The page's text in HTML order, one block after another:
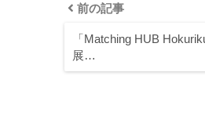
前の記事
「Matching HUB
展…